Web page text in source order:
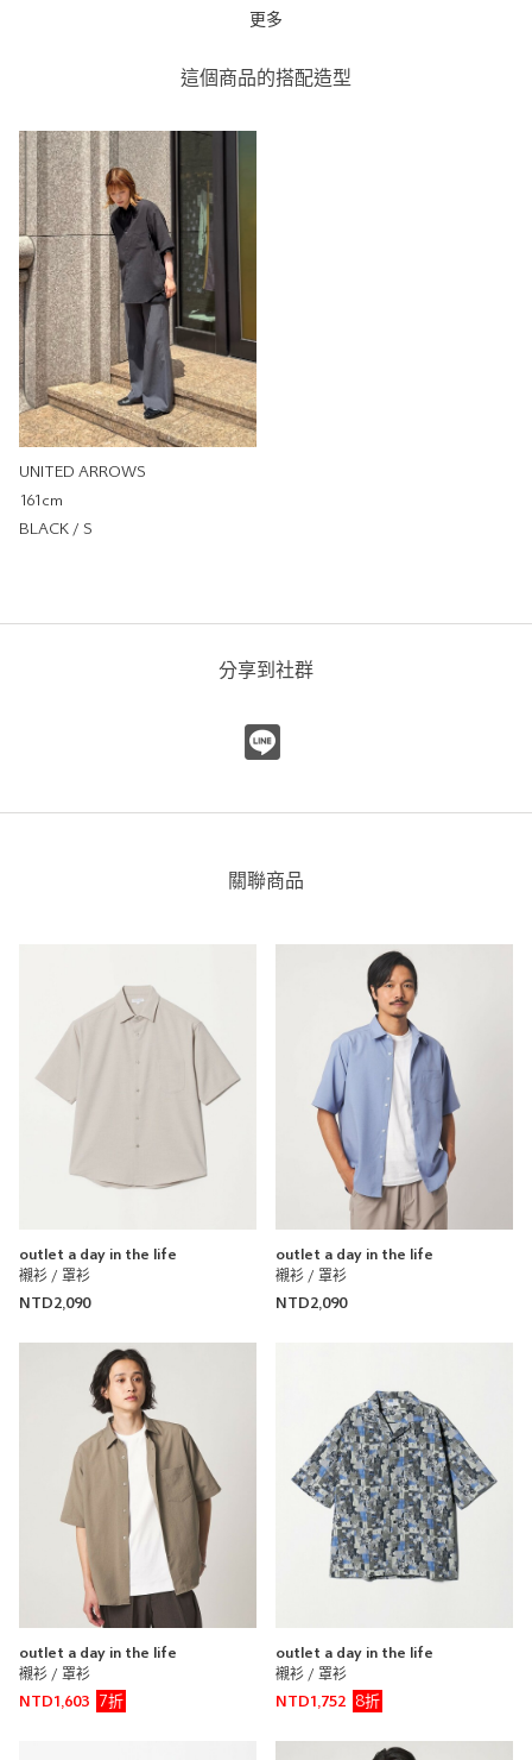
UNITED ARROWS
170cm
尺寸感 窄
重量 重
厚度 薄
柔軟性 硬
彈性 無彈性
透明度 不透明
更多
這個商品的搭配造型
UNITED ARROWS
161cm
BLACK / S
分享到社群
關聯商品
outlet a day in the life
襯衫 / 罩衫
NTD2,090
outlet a day in the life
襯衫 / 罩衫
NTD2,090
outlet a day in the life
襯衫 / 罩衫
NTD1,603
7折
outlet a day in the life
襯衫 / 罩衫
NTD1,752
8折